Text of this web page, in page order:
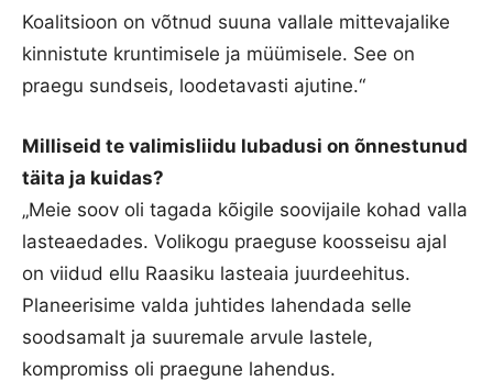
Koalitsioon on võtnud suuna vallale mittevajalike
kinnistute kruntimisele ja müümisele. See on
praegu sundseis, loodetavasti ajutine.“
Milliseid te valimisliidu lubadusi on õnnestunud
täita ja kuidas?
„Meie soov oli tagada kõigile soovijaile kohad valla
lasteaedades. Volikogu praeguse koosseisu ajal
on viidud ellu Raasiku lasteaia juurdeehitus.
Planeerisime valda juhtides lahendada selle
soodsamalt ja suuremale arvule lastele,
kompromiss oli praegune lahendus.